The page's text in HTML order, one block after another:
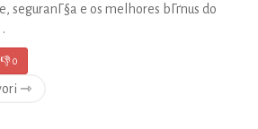
seguranГ§a e os melhores bГґnus do
👎0
⇾